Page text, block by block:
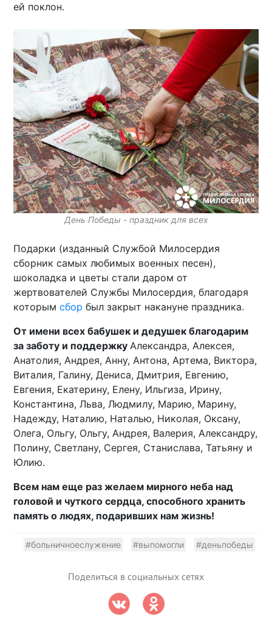
ей поклон.
День Победы - праздник для всех
Подарки (изданный Службой Милосердия
сборник самых любимых военных песен),
шоколадка и цветы стали даром от
жертвователей Службы Милосердия, благодаря
которымсбор был закрыт накануне праздника.
От имени всех бабушек и дедушек благодарим
за заботу и поддержкуАлександра, Алексея,
Анатолия, Андрея, Анну, Антона, Артема, Виктора,
Виталия, Галину, Дениса, Дмитрия, Евгению,
Евгения, Екатерину, Елену, Ильгиза, Ирину,
Константина, Льва, Людмилу, Марию, Марину,
Надежду, Наталию, Наталью, Николая, Оксану,
Олега, Ольгу, Ольгу, Андрея, Валерия, Александру,
Полину, Светлану, Сергея, Станислава, Татьяну и
Юлию.
Всем нам еще раз желаем мирного неба над
головой и чуткого сердца, способного хранить
память о людях, подаривших нам жизнь!
#больничноеслужение #выпомогли #деньпобеды
Поделиться в социальных сетях